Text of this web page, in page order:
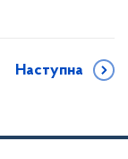
Наступна